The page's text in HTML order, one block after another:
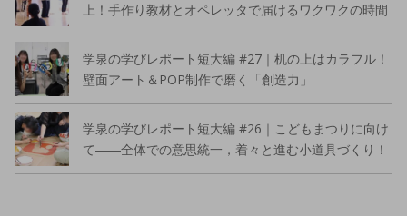
上！手作り教材とオペレッタで届けるワクワクの時間
学泉の学びレポート短大編 #27｜机の上はカラフル！
壁面アート＆POP制作で磨く「創造力」
学泉の学びレポート短大編 #26｜こどもまつりに向け
て――全体での意思統一，着々と進む小道具づくり！